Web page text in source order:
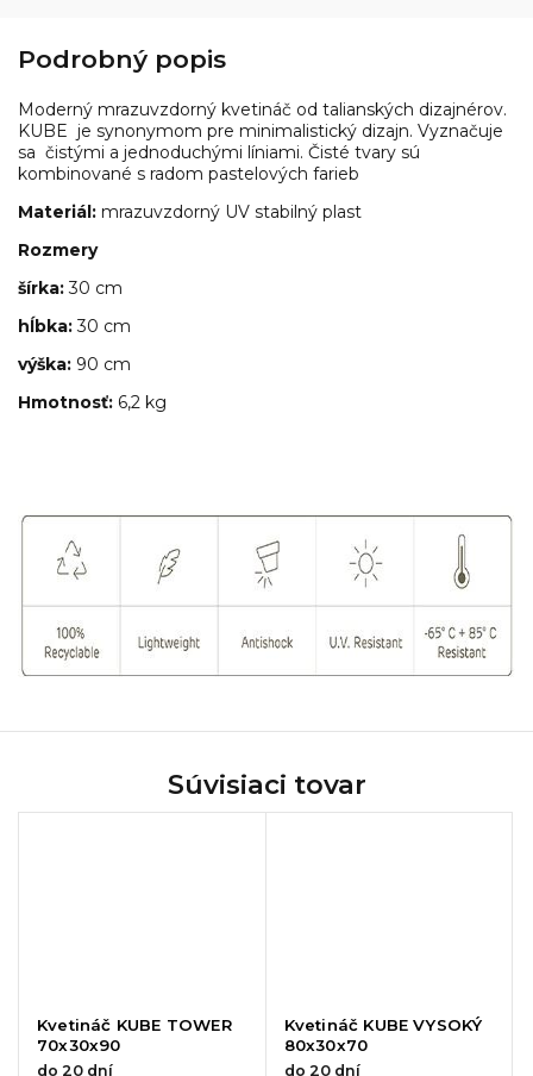
Podrobný popis
Moderný mrazuvzdorný kvetináč od talianských dizajnérov.
KUBE je synonymom pre minimalistický dizajn. Vyznačuje
sa čistými a jednoduchými líniami. Čisté tvary sú
kombinované s radom pastelových farieb
Materiál: mrazuvzdorný UV stabilný plast
Rozmery
šírka:30 cm
hĺbka:30 cm
výška: 90 cm
Hmotnosť: 6,2 kg
Súvisiaci tovar
Kvetináč KUBE TOWER
70x30x90
do 20 dní
Kvetináč KUBE VYSOKÝ
80x30x70
do 20 dní